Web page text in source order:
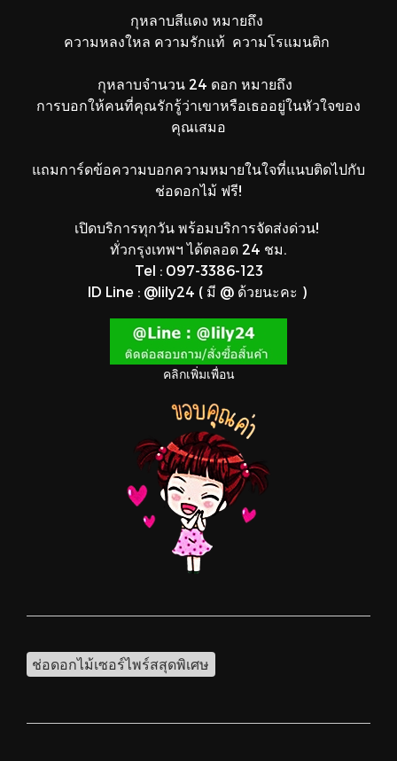
กุหลาบสีแดง หมายถึง
ความหลงใหล ความรักแท้ ความโรแมนติก
กุหลาบจำนวน 24 ดอก หมายถึง
การบอกให้คนที่คุณรักรู้ว่าเขาหรือเธออยู่ในหัวใจของ
คุณเสมอ
แถมการ์ดข้อความบอกความหมายในใจที่แนบติดไปกับ
ช่อดอกไม้ ฟรี!
เปิดบริการทุกวัน พร้อมบริการจัดส่งด่วน!
ทั่วกรุงเทพฯ ได้ตลอด 24 ชม.
Tel : 097-3386-123
ID Line : @lily24 ( มี @ ด้วยนะคะ )
คลิกเพิ่มเพื่อน
ช่อดอกไม้เซอร์ไพร์สสุดพิเศษ